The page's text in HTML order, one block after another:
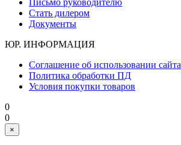
Письмо руководителю
Стать дилером
Документы
ЮР. ИНФОРМАЦИЯ
Соглашение об использовании сайта
Политика обработки ПД
Условия покупки товаров
0
0
×